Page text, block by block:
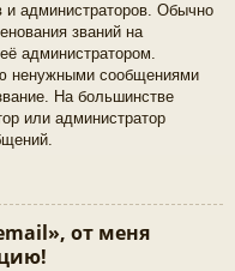
и администраторов. Обычно
званий на
администратором.
ненужными сообщениями
На большинстве
или администратор
от меня